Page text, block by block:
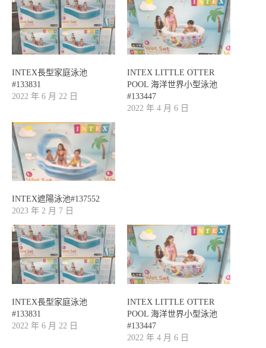
INTEX長型家庭泳池
#133831
2022 年 6 月 22 日
INTEX LITTLE OTTER
POOL 海洋世界小型泳池
#133447
2022 年 4 月 6 日
INTEX遮陽泳池#137552
2023 年 2 月 7 日
INTEX長型家庭泳池
#133831
2022 年 6 月 22 日
INTEX LITTLE OTTER
POOL 海洋世界小型泳池
#133447
2022 年 4 月 6 日